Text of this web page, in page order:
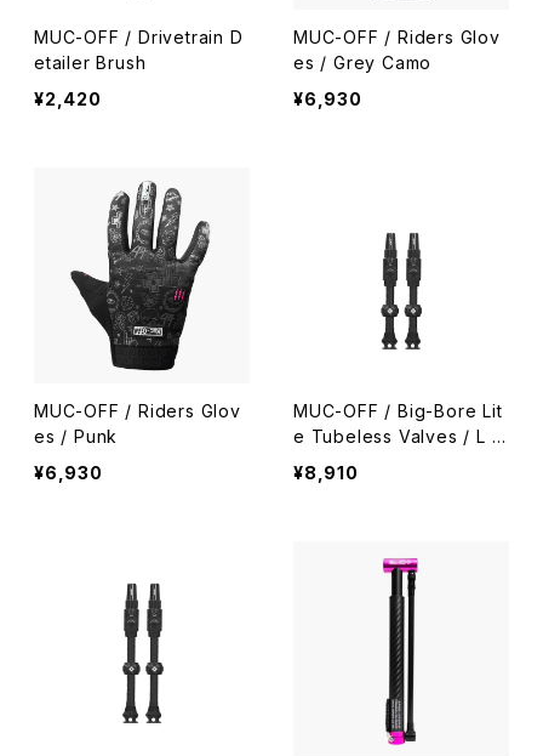
MUC-OFF / Drivetrain D
etailer Brush
¥2,420
MUC-OFF / Riders Glov
es / Grey Camo
¥6,930
MUC-OFF / Riders Glov
es / Punk
¥6,930
MUC-OFF / Big-Bore Lit
e Tubeless Valves / L /
Black
¥8,910